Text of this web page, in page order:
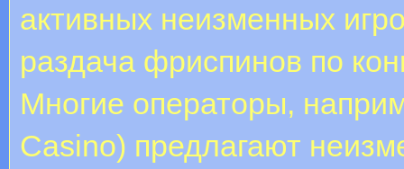
активных неизменных
раздача фриспинов по
Многие операторы,
Casino) предлагают